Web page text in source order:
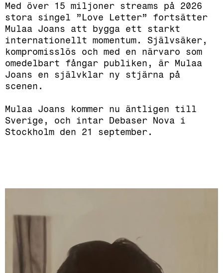
Med över 15 miljoner streams på 2026
stora singel ”Love Letter” fortsätter
Mulaa Joans att bygga ett starkt
internationellt momentum. Självsäker,
kompromisslös och med en närvaro som
omedelbart fångar publiken, är Mulaa
Joans en självklar ny stjärna på
scenen.
Mulaa Joans kommer nu äntligen till
Sverige, och intar Debaser Nova i
Stockholm den 21 september.